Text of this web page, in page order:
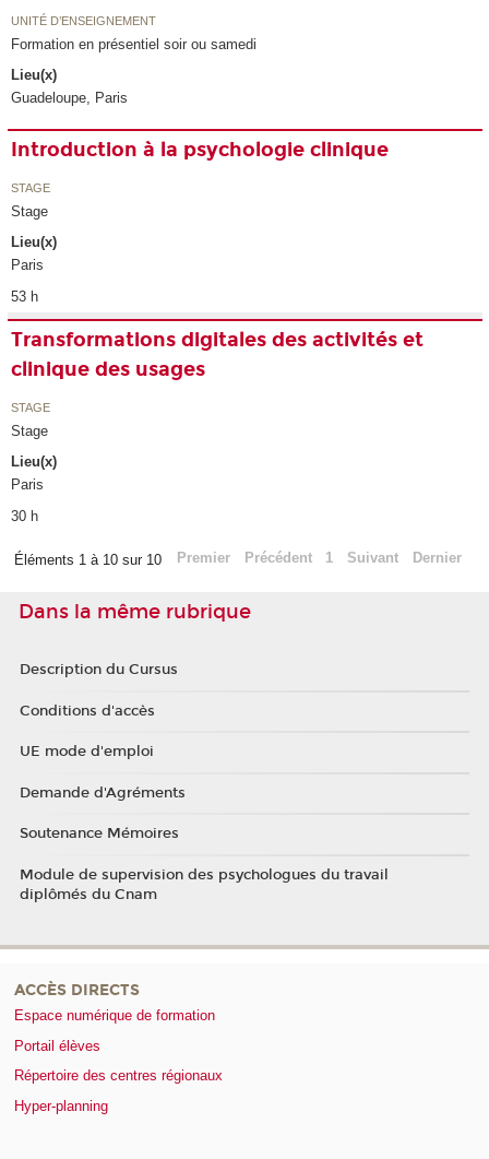
UNITÉ D’ENSEIGNEMENT
Formation en présentiel soir ou samedi
Lieu(x)
Guadeloupe, Paris
Introduction à la psychologie clinique
STAGE
Stage
Lieu(x)
Paris
53 h
Transformations digitales des activités et
clinique des usages
STAGE
Stage
Lieu(x)
Paris
30 h
Éléments 1 à 10 sur 10 Premier Précédent 1 Suivant Dernier
Dans la même rubrique
Description du Cursus
Conditions d'accès
UE mode d'emploi
Demande d'Agréments
Soutenance Mémoires
Module de supervision des psychologues du travail
diplômés du Cnam
ACCÈS DIRECTS
Espace numérique de formation
Portail élèves
Répertoire des centres régionaux
Hyper-planning